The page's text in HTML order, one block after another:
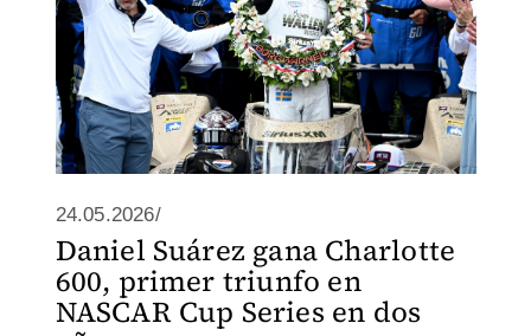
24.05.2026/
Daniel Suárez gana Charlotte
600, primer triunfo en
NASCAR Cup Series en dos